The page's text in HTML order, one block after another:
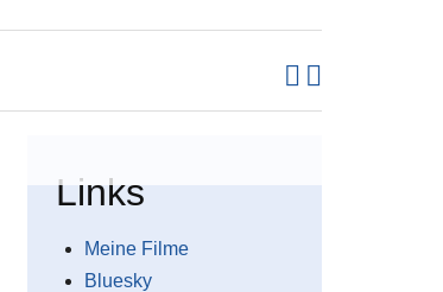
Links
Meine Filme
Bluesky